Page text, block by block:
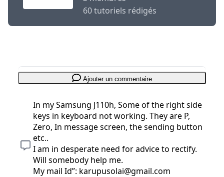
60 tutoriels rédigés
Ajouter un commentaire
In my Samsung J110h, Some of the right side
keys in keyboard not working. They are P,
Zero, In message screen, the sending button
etc..
I am in desperate need for advice to rectify.
Will somebody help me.
My mail Id”: karupusolai@gmail.com